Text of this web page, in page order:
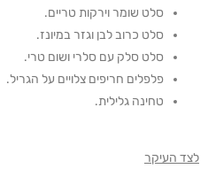
סלט שומר וירקות טריים.
סלט כרוב לבן וגזר במיונז.
סלט סלק עם סלרי ושום טרי.
פלפלים חריפים צלויים על הגריל.
טחינה גלילית.
לצד העיקר